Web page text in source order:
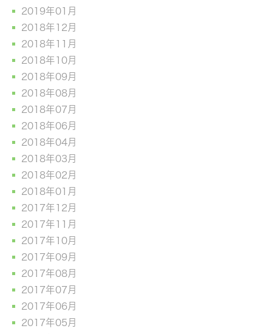
2019年01月
2018年12月
2018年11月
2018年10月
2018年09月
2018年08月
2018年07月
2018年06月
2018年04月
2018年03月
2018年02月
2018年01月
2017年12月
2017年11月
2017年10月
2017年09月
2017年08月
2017年07月
2017年06月
2017年05月